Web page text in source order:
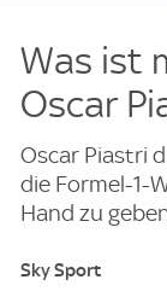
Was ist
Oscar
Oscar Piastri
die Formel-1-
Hand zu
Sky Sport